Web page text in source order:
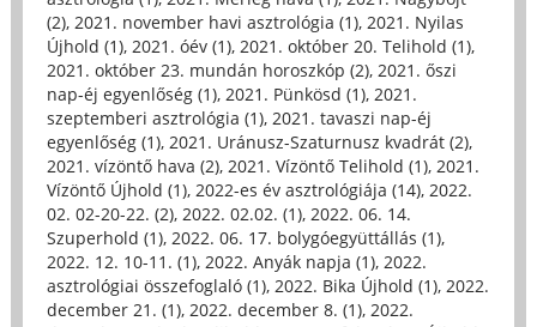
(2), 2021. november havi asztrológia (1), 2021. Nyilas
Újhold (1), 2021. óév (1), 2021. október 20. Telihold (1),
2021. október 23. mundán horoszkóp (2), 2021. őszi
nap-éj egyenlőség (1), 2021. Pünkösd (1), 2021.
szeptemberi asztrológia (1), 2021. tavaszi nap-éj
egyenlőség (1), 2021. Uránusz-Szaturnusz kvadrát (2),
2021. vízöntő hava (2), 2021. Vízöntő Telihold (1), 2021.
Vízöntő Újhold (1), 2022-es év asztrológiája (14), 2022.
02. 02-20-22. (2), 2022. 02.02. (1), 2022. 06. 14.
Szuperhold (1), 2022. 06. 17. bolygóegyüttállás (1),
2022. 12. 10-11. (1), 2022. Anyák napja (1), 2022.
asztrológiai összefoglaló (1), 2022. Bika Újhold (1), 2022.
december 21. (1), 2022. december 8. (1), 2022.